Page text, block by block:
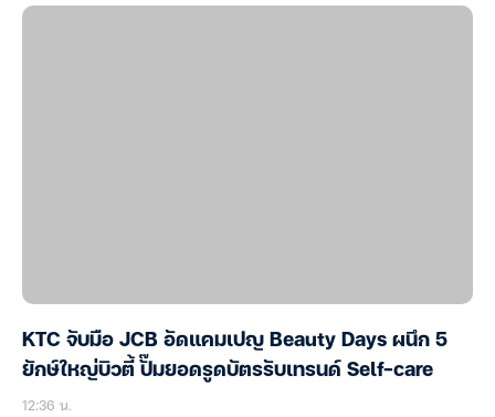
KTC จับมือ JCB อัดแคมเปญ Beauty Days ผนึก 5
ยักษ์ใหญ่บิวตี้ ปั๊มยอดรูดบัตรรับเทรนด์ Self-care
12:36 น.